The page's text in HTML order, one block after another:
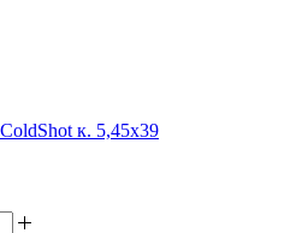
к. 5,45х39